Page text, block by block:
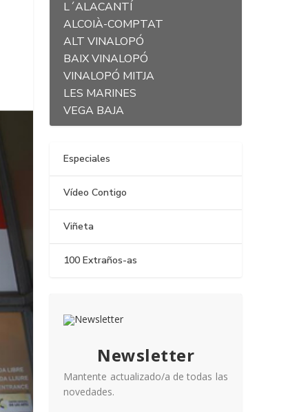
L´ALACANTÍ
ALCOIÀ-COMPTAT
ALT VINALOPÓ
BAIX VINALOPÓ
VINALOPÓ MITJA
LES MARINES
VEGA BAJA
Especiales
Vídeo Contigo
Viñeta
100 Extraños-as
Newsletter
Mantente actualizado/a de todas las
novedades.